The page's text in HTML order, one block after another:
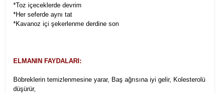
*Toz içeceklerde devrim
*Her seferde aynı tat
*Kavanoz içi şekerlenme derdine son
ELMANIN FAYDALARI:
Böbreklerin temizlenmesine yarar, Baş ağrısına iyi gelir, Kolesterolü
düşürür,